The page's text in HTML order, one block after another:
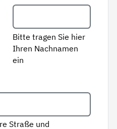
Bitte tragen Sie hier
Ihren Nachnamen
ein
Straße und